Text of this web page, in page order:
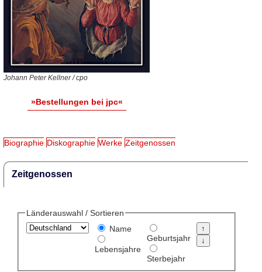
Johann Peter Kellner / cpo
»Bestellungen bei jpc«
Biographie Diskographie Werke Zeitgenossen
Zeitgenossen
Länderauswahl / Sortieren
Name
Lebensjahre
Geburtsjahr
Sterbejahr